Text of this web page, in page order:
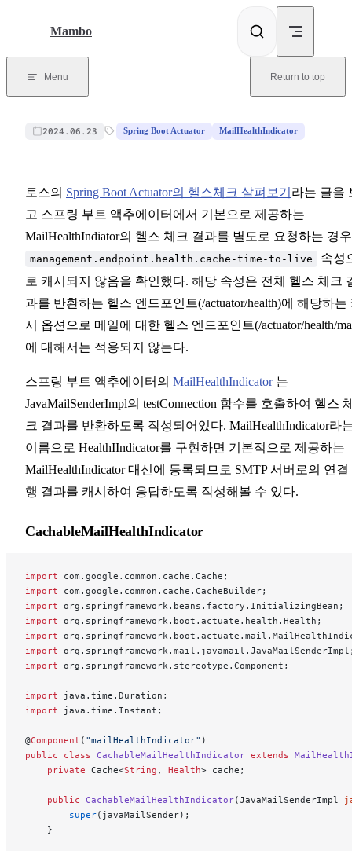
Mambo
Menu Return to top
2024.06.23 Spring Boot Actuator MailHealthIndicator
토스의 Spring Boot Actuator의 헬스체크 살펴보기 라는 글을
고 스프링 부트 액추에이터에서 기본으로 제공하는
MailHealthIndiator의 헬스 체크 결과를 별도로 요청하는 경우
management.endpoint.health.cache-time-to-live
속성
로 캐시되지 않음을 확인했다. 해당 속성은 전체 헬스 체크
과를 반환하는 헬스 엔드포인트(/actuator/health)에 해당하는
시 옵션으로 메일에 대한 헬스 엔드포인트(/actuator/health/
에 대해서는 적용되지 않는다.
스프링 부트 액추에이터의 MailHealthIndicator는
JavaMailSenderImpl의 testConnection 함수를 호출하여 헬스
크 결과를 반환하도록 작성되어있다. MailHealthIndicator라
이름으로 HealthIIndicator를 구현하면 기본적으로 제공하는
MailHealthIndicator 대신에 등록되므로 SMTP 서버로의 연결
행 결과를 캐시하여 응답하도록 작성해볼 수 있다.
CachableMailHealthIndicator
import com.google.common.cache.Cache;
import com.google.common.cache.CacheBuilder;
import org.springframework.beans.factory.InitializingBean;
import org.springframework.boot.actuate.health.Health;
import
import
import org.springframework.stereotype.Component;
import java.time.Duration;
import java.time.Instant;
@Component ( "mailHealthIndicator" )
public class CachableMailHealthIndicator extends
    private
Cache<String , Health> cache;
    public
CachableMailHealthIndicator(JavaMailSenderImpl
        super
(javaMailSender);
    }